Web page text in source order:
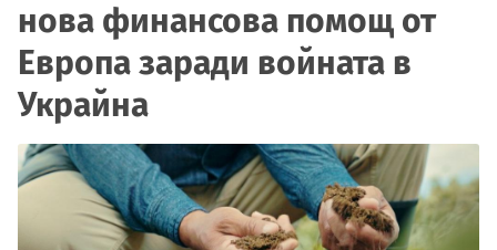
нова финансова помощ от
Европа заради войната в
Украйна